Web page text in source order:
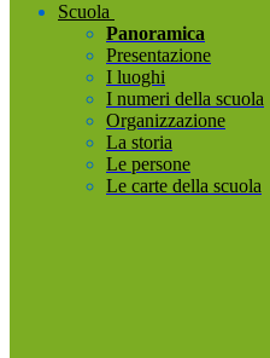
Scuola
Panoramica
Presentazione
I luoghi
I numeri della scuola
Organizzazione
La storia
Le persone
Le carte della scuola